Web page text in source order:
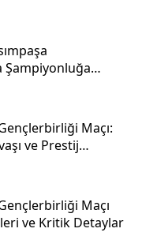
Şampiyonluğa
Maçı:
ve Prestij
Yayınla Ekranlarda!
Maçı
ve Kritik Detaylar